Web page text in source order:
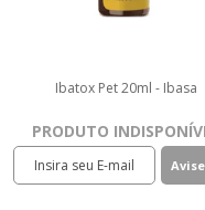
Ibatox Pet 20ml - Ibasa
PRODUTO